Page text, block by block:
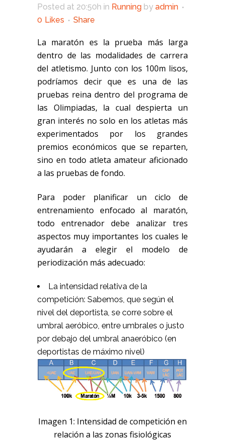
Posted at 20:50h in Running by admin
0 Likes Share
La maratón es la prueba más larga
dentro de las modalidades de carrera
del atletismo. Junto con los 100m lisos,
podríamos decir que es una de las
pruebas reina dentro del programa de
las Olimpiadas, la cual despierta un
gran interés no solo en los atletas más
experimentados por los grandes
premios económicos que se reparten,
sino en todo atleta amateur aficionado
a las pruebas de fondo.
Para poder planificar un ciclo de
entrenamiento enfocado al maratón,
todo entrenador debe analizar tres
aspectos muy importantes los cuales le
ayudarán a elegir el modelo de
periodización más adecuado:
La intensidad relativa de la
competición: Sabemos, que según el
nivel del deportista, se corre sobre el
umbral aeróbico, entre umbrales o justo
por debajo del umbral anaeróbico (en
deportistas de máximo nivel)
Imagen 1: Intensidad de competición en
relación a las zonas fisiológicas